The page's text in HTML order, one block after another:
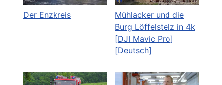
Der Enzkreis
Mühlacker und die
Burg Löffelstelz in 4k
[DJI Mavic Pro]
[Deutsch]